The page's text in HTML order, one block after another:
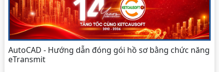
AutoCAD - Hướng dẫn đóng gói hồ sơ bằng chức năng
eTransmit